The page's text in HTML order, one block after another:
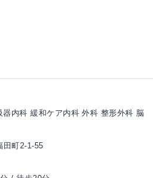
器内科 緩和ケア内科 外科 整形外科 脳
田町2-1-55